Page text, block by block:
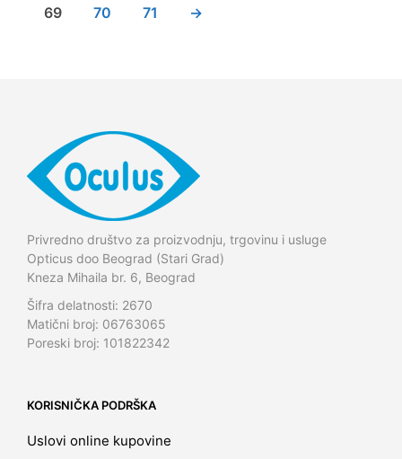
69
70 71 →
Privredno društvo za proizvodnju, trgovinu i usluge
Opticus doo Beograd (Stari Grad)
Kneza Mihaila br. 6, Beograd
Šifra delatnosti: 2670
Matični broj: 06763065
Poreski broj: 101822342
KORISNIČKA PODRŠKA
Uslovi online kupovine